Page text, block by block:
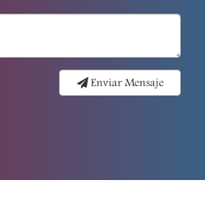
Enviar Mensaje